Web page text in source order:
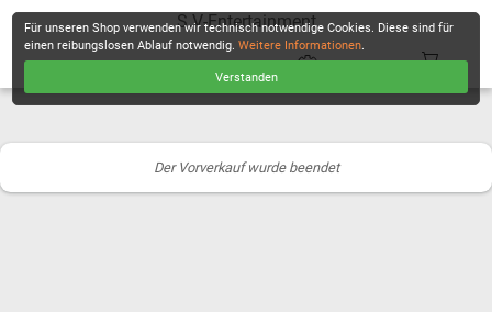
S.V-Entertainment
Der Vorverkauf wurde beendet
Für unseren Shop verwenden wir technisch notwendige Cookies. Diese sind für
einen reibungslosen Ablauf notwendig.Weitere Informationen.
Verstanden